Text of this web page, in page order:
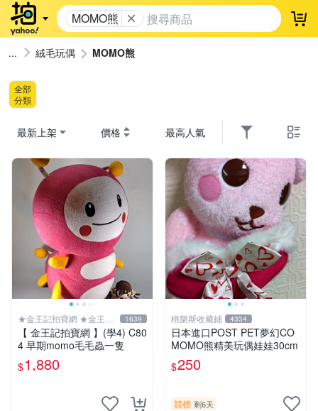
MOMO熊 登
絨毛玩偶 MOMO熊
全部
分類
最新上架 價格 最高人氣
★金王記拍寶網 ★金王記
拍寶趣
1639
【 金王記拍寶網 】(學4) C80
4 早期momo毛毛蟲一隻
$1,880
桃樂斯收藏鋪 4334
日本進口POST PET夢幻CO
MOMO熊精美玩偶娃娃30cm
$250
競標 剩6天